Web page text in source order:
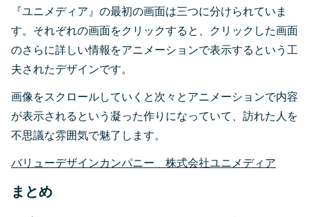
『ユニメディア』の最初の画面は三つに分けられていま
す。それぞれの画面をクリックすると、クリックした画面
のさらに詳しい情報をアニメーションで表示するという工
夫されたデザインです。
画像をスクロールしていくと次々とアニメーションで内容
が表示されるという凝った作りになっていて、訪れた人を
不思議な雰囲気で魅了します。
バリューデザインカンパニー 株式会社ユニメディア
まとめ